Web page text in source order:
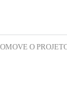
O